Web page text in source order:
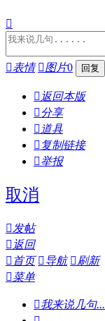

表情 图片0
 返回本版
分享
 道具
 复制链接
举报
取消
发帖
 返回
 首页 导航 刷新
菜单
我来说几句...